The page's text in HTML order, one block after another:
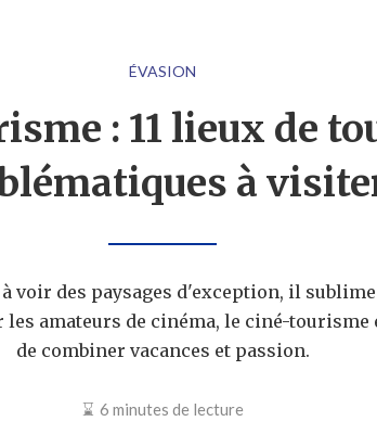
ÉVASION
: 11 lieux de
à
voir des paysages d'exception, il
les amateurs de cinéma, le ciné-tourisme
de combiner vacances et passion.
6 minutes de lecture